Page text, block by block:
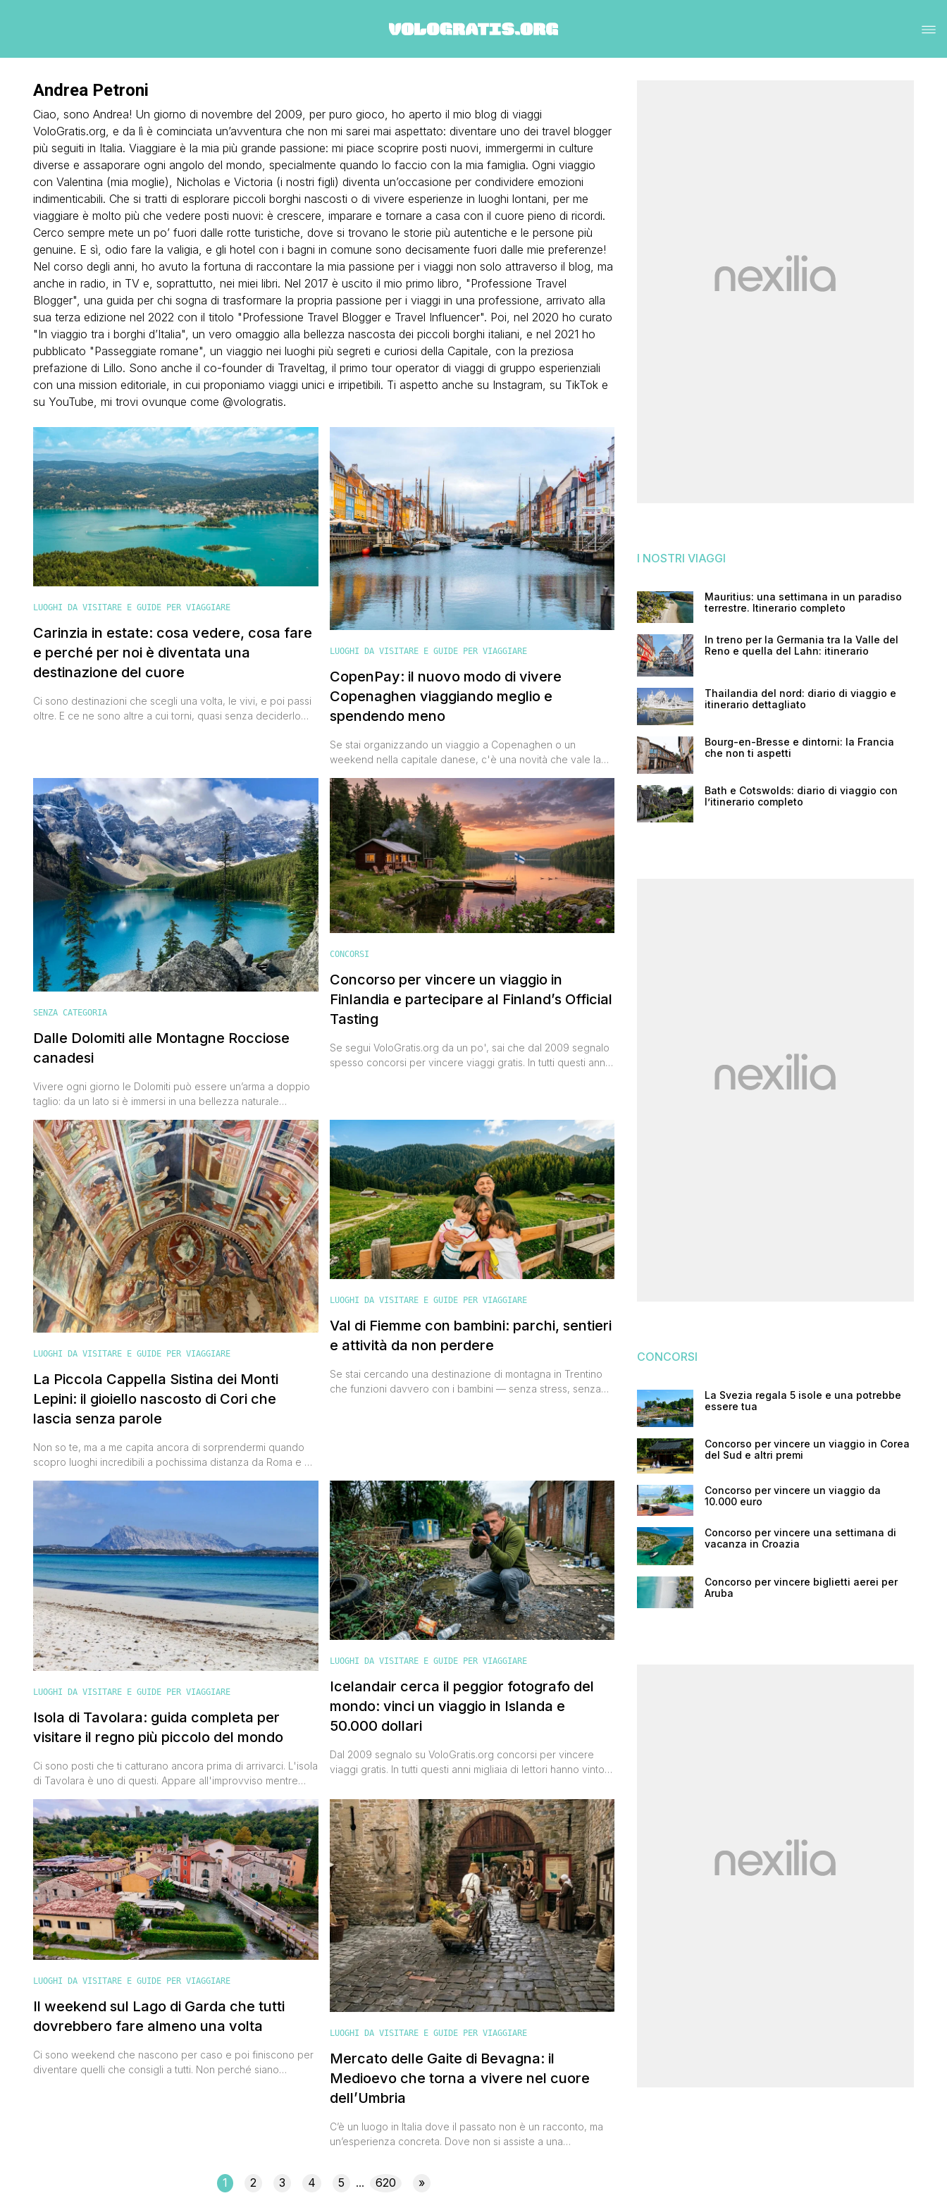
Andrea Petroni
Ciao, sono Andrea! Un giorno di novembre del 2009, per puro gioco, ho aperto il mio blog di viaggi
VoloGratis.org, e da lì è cominciata un’avventura che non mi sarei mai aspettato: diventare uno dei travel blogger
più seguiti in Italia. Viaggiare è la mia più grande passione: mi piace scoprire posti nuovi, immergermi in culture
diverse e assaporare ogni angolo del mondo, specialmente quando lo faccio con la mia famiglia. Ogni viaggio
con Valentina (mia moglie), Nicholas e Victoria (i nostri figli) diventa un’occasione per condividere emozioni
indimenticabili. Che si tratti di esplorare piccoli borghi nascosti o di vivere esperienze in luoghi lontani, per me
viaggiare è molto più che vedere posti nuovi: è crescere, imparare e tornare a casa con il cuore pieno di ricordi.
Cerco sempre mete un po’ fuori dalle rotte turistiche, dove si trovano le storie più autentiche e le persone più
genuine. E sì, odio fare la valigia, e gli hotel con i bagni in comune sono decisamente fuori dalle mie preferenze!
Nel corso degli anni, ho avuto la fortuna di raccontare la mia passione per i viaggi non solo attraverso il blog, ma
anche in radio, in TV e, soprattutto, nei miei libri. Nel 2017 è uscito il mio primo libro, "Professione Travel
Blogger", una guida per chi sogna di trasformare la propria passione per i viaggi in una professione, arrivato alla
sua terza edizione nel 2022 con il titolo "Professione Travel Blogger e Travel Influencer". Poi, nel 2020 ho curato
"In viaggio tra i borghi d’Italia", un vero omaggio alla bellezza nascosta dei piccoli borghi italiani, e nel 2021 ho
pubblicato "Passeggiate romane", un viaggio nei luoghi più segreti e curiosi della Capitale, con la preziosa
prefazione di Lillo. Sono anche il co-founder di Traveltag, il primo tour operator di viaggi di gruppo esperienziali
con una mission editoriale, in cui proponiamo viaggi unici e irripetibili. Ti aspetto anche su Instagram, su TikTok e
su YouTube, mi trovi ovunque come @vologratis.
LUOGHI DA VISITARE E GUIDE PER VIAGGIARE
Carinzia in estate: cosa vedere, cosa fare
e perché per noi è diventata una
destinazione del cuore
Ci sono destinazioni che scegli una volta, le vivi, e poi passi
oltre. E ce ne sono altre a cui torni, quasi senza deciderlo
LUOGHI DA VISITARE E GUIDE PER VIAGGIARE
CopenPay: il nuovo modo di vivere
Copenaghen viaggiando meglio e
spendendo meno
Se stai organizzando un viaggio a Copenaghen o un
weekend nella capitale danese, c'è una novità che vale la
ed è un'iniziativa che premia i viaggiatori che scelgono
comportamenti più sostenibili durante il loro soggiorno.
Lanciato come progetto pilota nel 2024, ampliato nel 2025 e
rinnovato nel [']
SENZA CATEGORIA
Dalle Dolomiti alle Montagne Rocciose
canadesi
Vivere ogni giorno le Dolomiti può essere un’arma a doppio
taglio: da un lato si è immersi in una bellezza naturale
eguagliare altrove. Ma non tutto è perduto, soprattutto
pensando a un viaggio nelle Montagne Rocciose del
Canada: un paesaggio simile e insieme profondamente
diverso, [']
CONCORSI
Concorso per vincere un viaggio in
Finlandia e partecipare al Finland’s Official
Tasting
Se segui VoloGratis.org da un po', sai che dal 2009 segnalo
spesso concorsi per vincere viaggi gratis. In tutti questi anni
Quella di oggi è una di quelle che [']
LUOGHI DA VISITARE E GUIDE PER VIAGGIARE
La Piccola Cappella Sistina dei Monti
Lepini: il gioiello nascosto di Cori che
lascia senza parole
Non so te, ma a me capita ancora di sorprendermi quando
scopro luoghi incredibili a pochissima distanza da Roma e di
prima?”. L’Oratorio della Santissima Annunziata di Cori è stato
esattamente così. Da fuori sembra una piccola cappella
semplice e silenziosa tra gli uliveti dei Monti Lepini. [']
LUOGHI DA VISITARE E GUIDE PER VIAGGIARE
Val di Fiemme con bambini: parchi, sentieri
e attività da non perdere
Se stai cercando una destinazione di montagna in Trentino
che funzioni davvero con i bambini — senza stress, senza
LUOGHI DA VISITARE E GUIDE PER VIAGGIARE
Isola di Tavolara: guida completa per
visitare il regno più piccolo del mondo
Ci sono posti che ti catturano ancora prima di arrivarci. L'isola
di Tavolara è uno di questi. Appare all'improvviso mentre
San Teodoro e Budoni: un massiccio calcareo imponente
che sembra emergere dal mare come una montagna
sospesa sull'acqua. Impossibile non restarne affascinati. Ma
Tavolara non è solo [']
LUOGHI DA VISITARE E GUIDE PER VIAGGIARE
Icelandair cerca il peggior fotografo del
mondo: vinci un viaggio in Islanda e
50.000 dollari
Dal 2009 segnalo su VoloGratis.org concorsi per vincere
viaggi gratis. In tutti questi anni migliaia di lettori hanno vinto
ogni giorno sul sito. Oggi ne arriva una che difficilmente
dimenticherai. Icelandair, la compagnia aerea nazionale
islandese, ha lanciato una campagna che si chiama 'Really
Bad Photographer' e sta cercando [']
LUOGHI DA VISITARE E GUIDE PER VIAGGIARE
Il weekend sul Lago di Garda che tutti
dovrebbero fare almeno una volta
Ci sono weekend che nascono per caso e poi finiscono per
diventare quelli che consigli a tutti. Non perché siano
LUOGHI DA VISITARE E GUIDE PER VIAGGIARE
Mercato delle Gaite di Bevagna: il
Medioevo che torna a vivere nel cuore
dell’Umbria
C’è un luogo in Italia dove il passato non è un racconto, ma
un’esperienza concreta. Dove non si assiste a una
ogni anno si trasforma nel palcoscenico di una delle più
1 2 3 4 5 ... 620 »
I NOSTRI VIAGGI
Mauritius: una settimana in un paradiso
terrestre. Itinerario completo
In treno per la Germania tra la Valle del
Reno e quella del Lahn: itinerario
Thailandia del nord: diario di viaggio e
itinerario dettagliato
Bourg-en-Bresse e dintorni: la Francia
che non ti aspetti
Bath e Cotswolds: diario di viaggio con
l’itinerario completo
CONCORSI
La Svezia regala 5 isole e una potrebbe
essere tua
Concorso per vincere un viaggio in Corea
del Sud e altri premi
Concorso per vincere un viaggio da
10.000 euro
Concorso per vincere una settimana di
vacanza in Croazia
Concorso per vincere biglietti aerei per
Aruba